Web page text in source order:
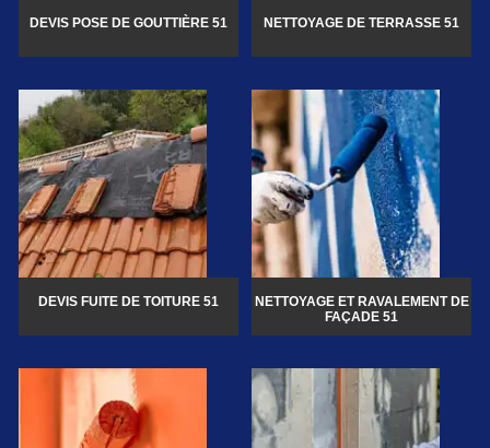
DEVIS POSE DE GOUTTIÈRE 51 NETTOYAGE DE TERRASSE 51
DEVIS FUITE DE TOITURE 51
NETTOYAGE ET RAVALEMENT DE
FAÇADE 51